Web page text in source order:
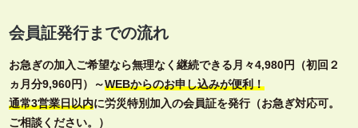
会員証発行までの流れ
お急ぎの加入ご希望なら無理なく継続できる月々4,980円（初回２
ヵ月分9,960円）～WEBからのお申し込みが便利！
通常3営業日以内に労災特別加入の会員証を発行（お急ぎ対応可。
ご相談ください。）